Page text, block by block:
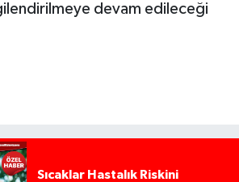
devam edileceği
Sıcaklar Hastalık Riskini